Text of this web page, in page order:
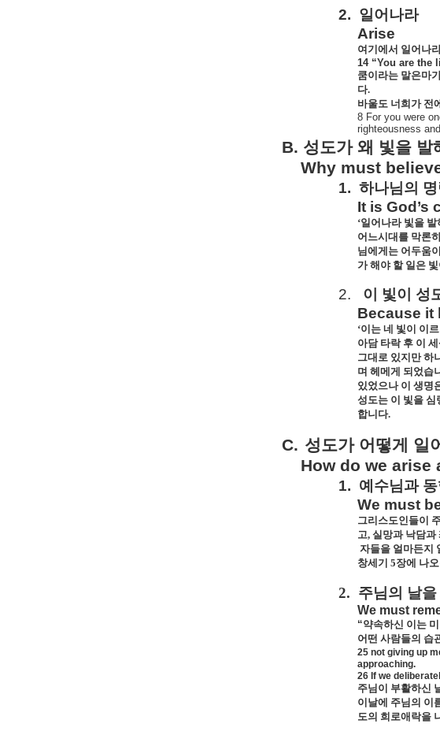
2. 일어나라
Arise
여기에서 일어나
14 “You are the
쿰이라는 말은마
다.
바울도 너희가 전
8 For you were
righteousness
B. 성도가 왜 빛을 발
Why must
1. 하나님의
It is God’s
‘일어나라 빛을 발
어느시대를 막론
님에게는 어두움
가 해야 할 일은
2. 이 빛이 성
Because it
‘이는 네 빛이 이
아담 타락 후 이
그대로 있지만 하
며 헤메게 되었습
있었으나 이 생명
성도는 이 빛을 심
합니다.
C. 성도가 어떻게 일
How do we arise
1. 예수님과
We must
그리스도인들이
고, 실망과 낙담과
자들을 얼마든지
창세기 5장에 나
2. 주님의 날
We must
“약속하신 이는
어떤 사람들의 습
25 not giving up
approaching.
26 If we
주님이 부활하신
이날에 주님의 이
도의 희로애락을